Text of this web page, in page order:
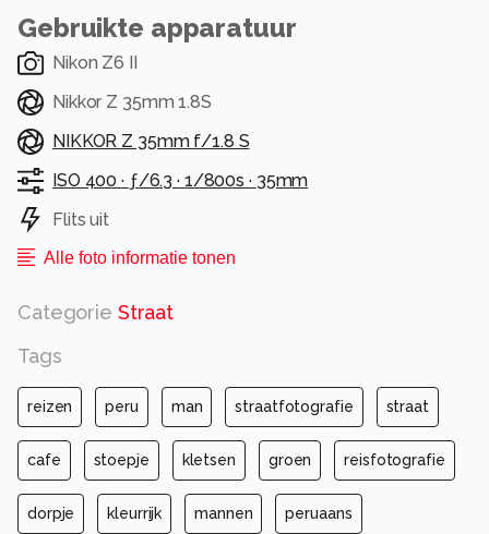
Gebruikte apparatuur
Nikon Z6 II
Nikkor Z 35mm 1.8S
NIKKOR Z 35mm f/1.8 S
ISO 400 · ƒ/6.3 · 1/800s · 35mm
Flits uit
Alle foto informatie tonen
Categorie Straat
Tags
reizen peru man straatfotografie straat
cafe stoepje kletsen groen reisfotografie
dorpje kleurrijk mannen peruaans